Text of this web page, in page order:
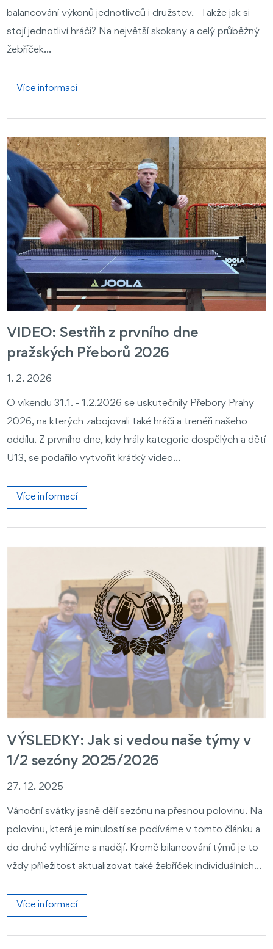
balancování výkonů jednotlivců i družstev. Takže jak si
stojí jednotliví hráči? Na největší skokany a celý průběžný
žebříček...
Více informací
VIDEO: Sestřih z prvního dne
pražských Přeborů 2026
1. 2. 2026
O víkendu 31.1. - 1.2.2026 se uskutečnily Přebory Prahy
2026, na kterých zabojovali také hráči a trenéři našeho
oddílu. Z prvního dne, kdy hrály kategorie dospělých a dětí
U13, se podařilo vytvořit krátký video...
Více informací
VÝSLEDKY: Jak si vedou naše týmy v
1/2 sezóny 2025/2026
27. 12. 2025
Vánoční svátky jasně dělí sezónu na přesnou polovinu. Na
polovinu, která je minulostí se podíváme v tomto článku a
do druhé vyhlížíme s nadějí. Kromě bilancování týmů je to
vždy příležitost aktualizovat také žebříček individuálních...
Více informací